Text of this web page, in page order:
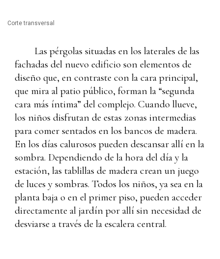
Corte transversal
Las pérgolas situadas en los laterales de las
fachadas del nuevo edificio son elementos de
diseño que, en contraste con la cara principal,
que mira al patio público, forman la “segunda
cara más íntima” del complejo. Cuando llueve,
los niños disfrutan de estas zonas intermedias
para comer sentados en los bancos de madera.
En los días calurosos pueden descansar allí en la
sombra. Dependiendo de la hora del día y la
estación, las tablillas de madera crean un juego
de luces y sombras. Todos los niños, ya sea en la
planta baja o en el primer piso, pueden acceder
directamente al jardín por allí sin necesidad de
desviarse a través de la escalera central.